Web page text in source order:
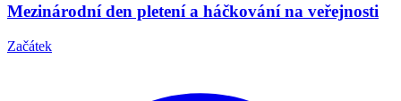
Mezinárodní den pletení a háčkování na veřejnosti
Začátek